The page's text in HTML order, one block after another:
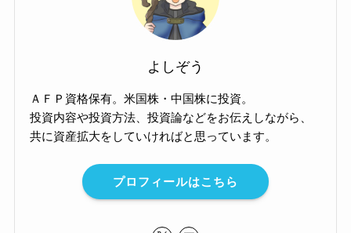
よしぞう
ＡＦＰ資格保有。米国株・中国株に投資。
投資内容や投資方法、投資論などをお伝えしながら、
共に資産拡大をしていければと思っています。
プロフィールはこちら